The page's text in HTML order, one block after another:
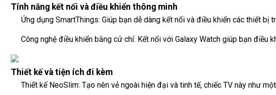
Tính năng kết nối và điều khiển thông minh
Ứng dụng SmartThings: Giúp bạn dễ dàng kết nối và điều khiển các thiết
Công nghệ điều khiển bằng cử chỉ: Kết nối với Galaxy Watch giúp bạn điều
Thiết kế và tiện ích đi kèm
Thiết kế NeoSlim: Tạo nên vẻ ngoài hiện đại và tinh tế, chiếc TV này như